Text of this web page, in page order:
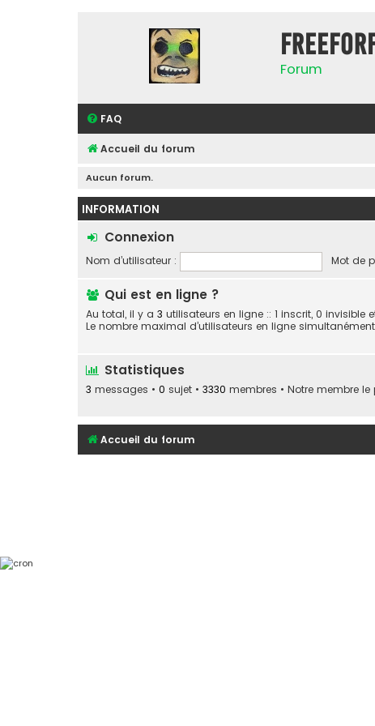
Forum
FAQ
Accueil du forum
Aucun forum.
INFORMATION
Connexion
Nom d’utilisateur : Mot de
Qui est en ligne ?
Au total, il y a 3 utilisateurs en ligne :: 1 inscrit, 0
Le nombre maximal d’utilisateurs en ligne
Statistiques
3 messages • 0 sujet • 3330 membres • Notre membre le
Accueil du forum